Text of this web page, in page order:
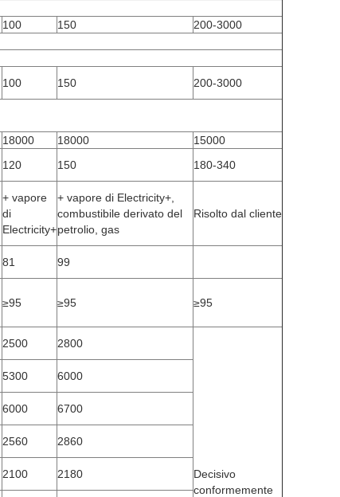
100 150
200-3000
100 150 200-3000
18000 18000
15000
120 150 180-340
+ vapore
di
Electricity+
+ vapore di Electricity+,
combustibile derivato del
petrolio, gas
Risolto dal cliente
81
99
≥95 ≥95 ≥95
2500 2800
Decisivo
conformemente
5300
6000
6000
6700
2560
2860
2100
2180